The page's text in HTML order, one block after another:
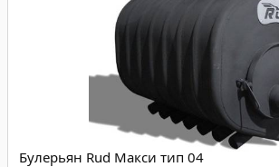
Булерьян Rud Макси тип 04